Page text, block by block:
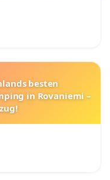
besten
in Rovaniemi –